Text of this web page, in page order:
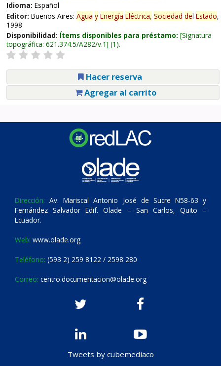
Idioma: Español
Editor: Buenos Aires: Agua y Energía Eléctrica, Sociedad del Estado,
1998
Disponibilidad: Ítems disponibles para préstamo: Signatura
topográfica: 621.374.5/A282/v.1 (1).
Hacer reserva
Agregar al carrito
Dirección: Av. Mariscal Antonio José de Sucre N58-63 y
Fernández Salvador Edif. Olade – San Carlos, Quito –
Ecuador.
Web: www.olade.org
Teléfono: (593 2) 259 8122 / 2598 280
Correo: centro.documentacion@olade.org
Tweets by cubemediaco